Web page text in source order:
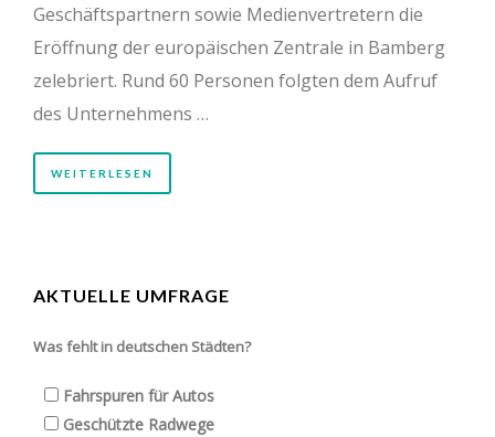
Geschäftspartnern sowie Medienvertretern die
Eröffnung der europäischen Zentrale in Bamberg
zelebriert. Rund 60 Personen folgten dem Aufruf
des Unternehmens …
WEITERLESEN
AKTUELLE UMFRAGE
Was fehlt in deutschen Städten?
Fahrspuren für Autos
Geschützte Radwege